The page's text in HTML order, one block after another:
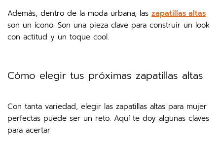
Además, dentro de la moda urbana, las zapatillas altas
son un ícono. Son una pieza clave para construir un look
con actitud y un toque cool.
Cómo elegir tus próximas zapatillas altas
Con tanta variedad, elegir las zapatillas altas para mujer
perfectas puede ser un reto. Aquí te doy algunas claves
para acertar: